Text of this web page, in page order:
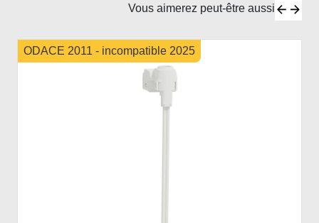
Vous aimerez peut-être aussi
ODACE 2011 - incompatible 2025